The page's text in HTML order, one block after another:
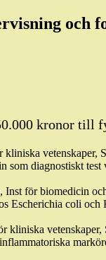
och
kronor till
kliniska vetenskaper,
som diagnostiskt
, Inst för biomedicin
Escherichia coli och
kliniska